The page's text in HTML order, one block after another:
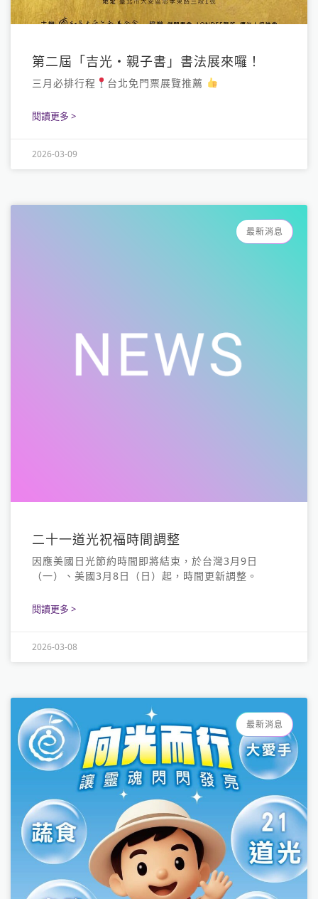
第二屆「吉光・親子書」書法展來囉！
三月必排行程 台北免門票展覽推薦
閱讀更多 >
2026-03-09
最新消息
二十一道光祝福時間調整
因應美國日光節約時間即將結束，於台灣3月9日
（一）、美國3月8日（日）起，時間更新調整。
閱讀更多 >
2026-03-08
最新消息